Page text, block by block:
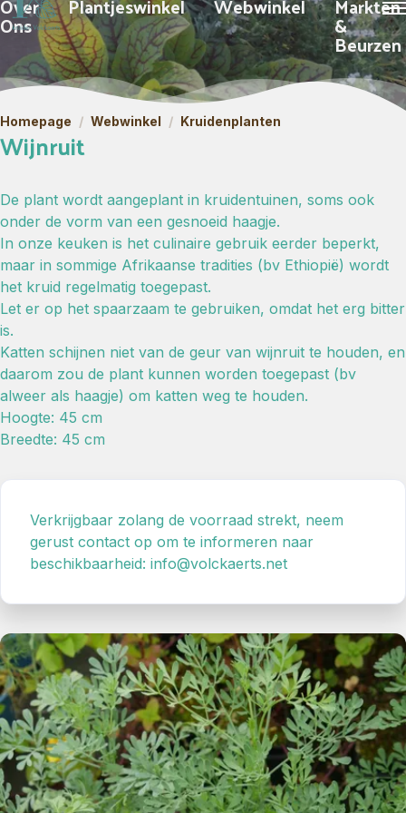
Ons &
Beurzen
Homepage / Webwinkel / Kruidenplanten
Wijnruit
De plant wordt aangeplant in kruidentuinen, soms ook
onder de vorm van een gesnoeid haagje.
In onze keuken is het culinaire gebruik eerder beperkt,
maar in sommige Afrikaanse tradities (bv Ethiopië) wordt
het kruid regelmatig toegepast.
Let er op het spaarzaam te gebruiken, omdat het erg bitter
is.
Katten schijnen niet van de geur van wijnruit te houden, en
daarom zou de plant kunnen worden toegepast (bv
alweer als haagje) om katten weg te houden.
Hoogte: 45 cm
Breedte: 45 cm
Verkrijgbaar zolang de voorraad strekt, neem
gerust contact op om te informeren naar
beschikbaarheid: info@volckaerts.net